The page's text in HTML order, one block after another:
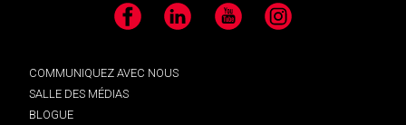
Facebook LinkedIn YouTube Instagram
COMMUNIQUEZ AVEC NOUS
SALLE DES MÉDIAS
BLOGUE